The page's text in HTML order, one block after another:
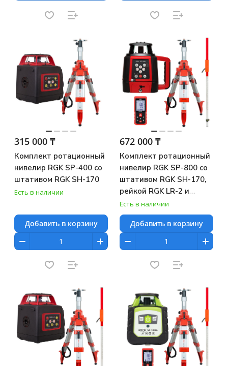
315 000 ₸
Комплект ротационный
нивелир RGK SP-400 со
штативом RGK SH-170
Есть в наличии
Добавить в корзину
672 000 ₸
Комплект ротационный
нивелир RGK SP-800 со
штативом RGK SH-170,
рейкой RGK LR-2 и
лазерным дальномером
RGK DL100
Есть в наличии
Добавить в корзину